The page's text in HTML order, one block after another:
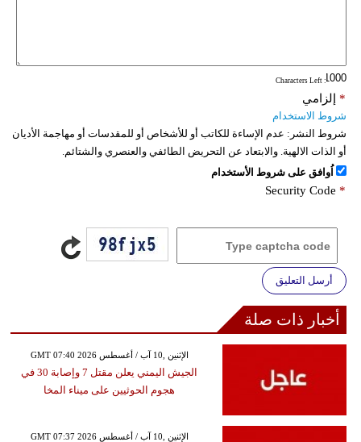
: Characters Left
إلزامي *
شروط الاستخدام
شروط النشر: عدم الإساءة للكاتب أو للأشخاص أو للمقدسات أو مهاجمة الأديان
أو الذات الالهية. والابتعاد عن التحريض الطائفي والعنصري والشتائم.
اُوافق على شروط الأستخدام
Security Code *
أرسل التعليق
أخبار ذات صلة
GMT 07:40 2026 الإثنين ,10 آب / أغسطس
الجيش اليمني يعلن مقتل 7 وإصابة 30 في
هجوم الحوثيين على ميناء المخا
GMT 07:37 2026 الإثنين ,10 آب / أغسطس